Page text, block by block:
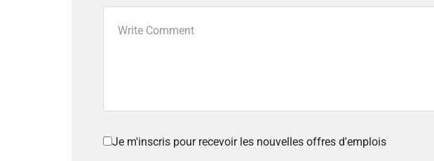
Je m'inscris pour recevoir les nouvelles offres d'emplois